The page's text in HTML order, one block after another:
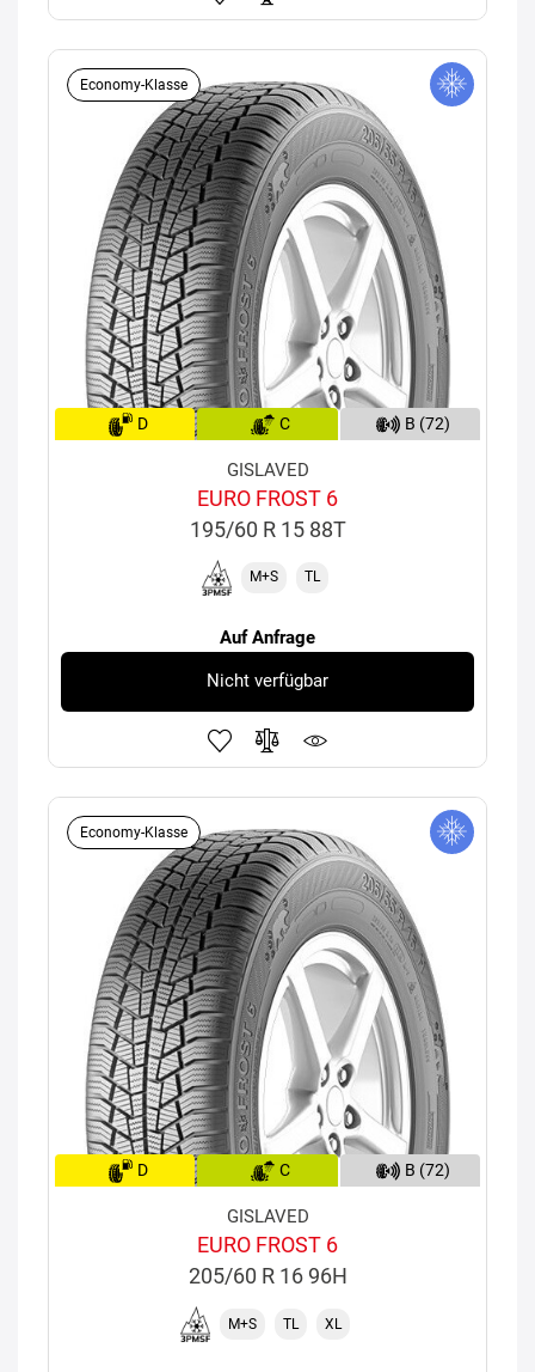
Economy-Klasse
D C B (72)
GISLAVED
EURO FROST 6
195/60 R 15 88T
M+S TL
Auf Anfrage
Nicht verfügbar
Economy-Klasse
D C B (72)
GISLAVED
EURO FROST 6
205/60 R 16 96H
M+S TL XL